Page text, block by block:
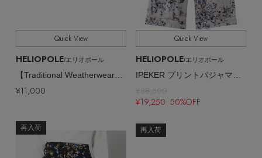
Quick View
HELIOPOLE/エリオポール
【Traditional Weatherwear】LIGHT WEIGHT UMBRELLA（晴雨兼用・UVカット）
¥11,000
Quick View
HELIOPOLE/エリオポール
IPEKER プリントパジャマパンツ
¥38,500
¥19,250 50%OFF
再入荷 再入荷